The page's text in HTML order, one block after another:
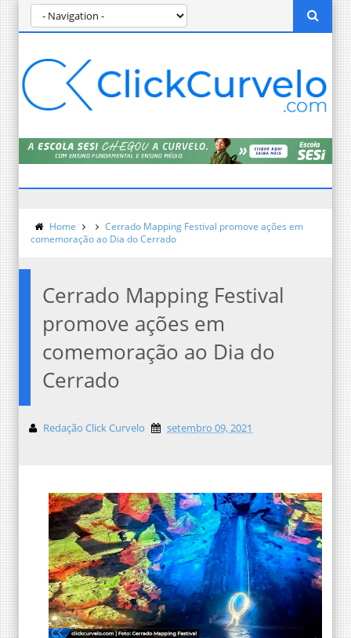
Home
Cerrado Mapping Festival promove ações em
comemoração ao Dia do Cerrado
Cerrado Mapping Festival
promove ações em
comemoração ao Dia do
Cerrado
Redação Click Curvelo setembro 09, 2021